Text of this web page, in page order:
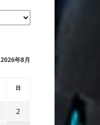
2026年8月
日
2